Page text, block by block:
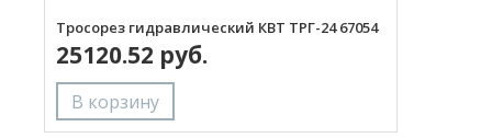
Тросорез гидравлический КВТ ТРГ-24 67054
25120.52 руб.